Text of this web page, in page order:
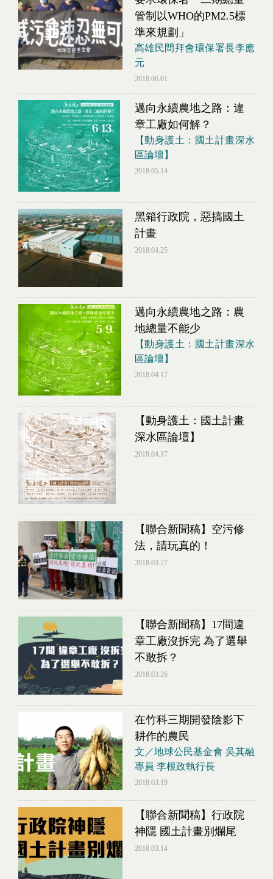
管制以WHO的PM2.5標
準來規劃」
高雄民間拜會環保署長李應
元
2018.06.01
邁向永續農地之路：違
章工廠如何解？
【動身護土：國土計畫深水
區論壇】
2018.05.14
黑箱行政院，惡搞國土
計畫
2018.04.25
邁向永續農地之路：農
地總量不能少
【動身護土：國土計畫深水
區論壇】
2018.04.17
【動身護土：國土計畫
深水區論壇】
2018.04.17
【聯合新聞稿】空污修
法，請玩真的！
2018.03.27
【聯合新聞稿】17間違
章工廠沒拆完 為了選舉
不敢拆？
2018.03.26
在竹科三期開發陰影下
耕作的農民
文／地球公民基金會 吳其融
專員 李根政執行長
2018.03.19
【聯合新聞稿】行政院
神隱 國土計畫別爛尾
2018.03.14